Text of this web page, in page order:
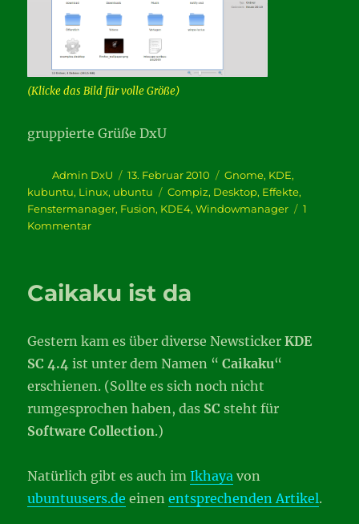
(Klicke das Bild für volle Größe)
gruppierte Grüße DxU
Autor
Admin DxU
Veröffentlicht
am
13. Februar 2010 Kategorien
Gnome, KDE,
kubuntu, Linux, ubuntu Schlagwörter
Compiz, Desktop, Effekte,
Fenstermanager, Fusion, KDE4,Windowmanager
1
Kommentarzu
in
KDE
Caikaku ist da
Gestern kam es über diverse Newsticker KDE
SC 4.4 ist unter dem Namen “Caikaku“
erschienen. (Sollte es sich noch nicht
rumgesprochen haben, das SC steht für
Software Collection.)
Natürlich gibt es auch imIkhaya von
ubuntuusers.de einenentsprechenden Artikel.